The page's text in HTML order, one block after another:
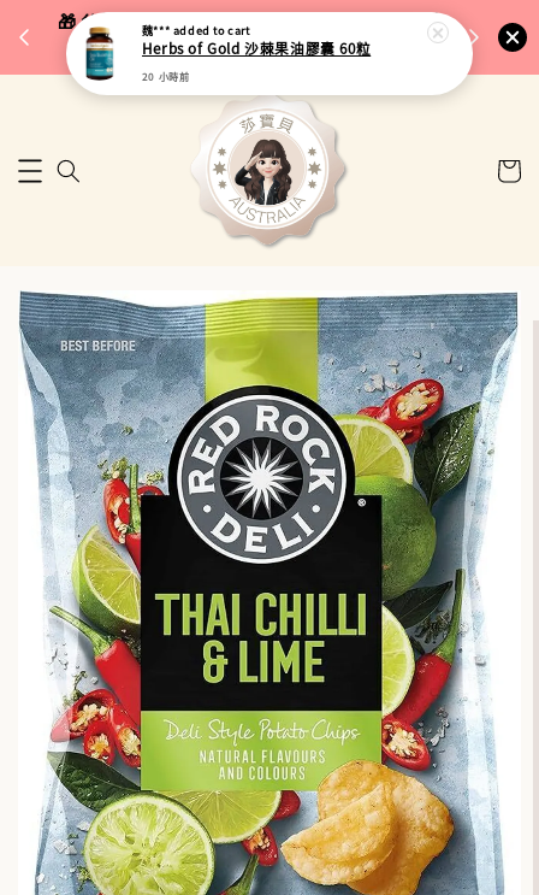
🎁 父親節限定｜全館96折・指定品牌88折｜滿
$5,000再折$100
🚚 台
魏*** added to cart
Herbs of Gold 沙棘果油膠囊 60粒
20 小時前